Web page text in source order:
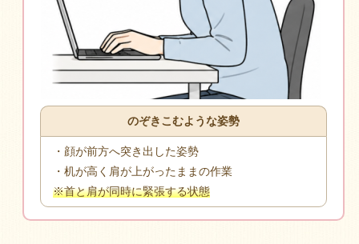
のぞきこむような姿勢
・顔が前方へ突き出した姿勢
・机が高く肩が上がったままの作業
※首と肩が同時に緊張する状態